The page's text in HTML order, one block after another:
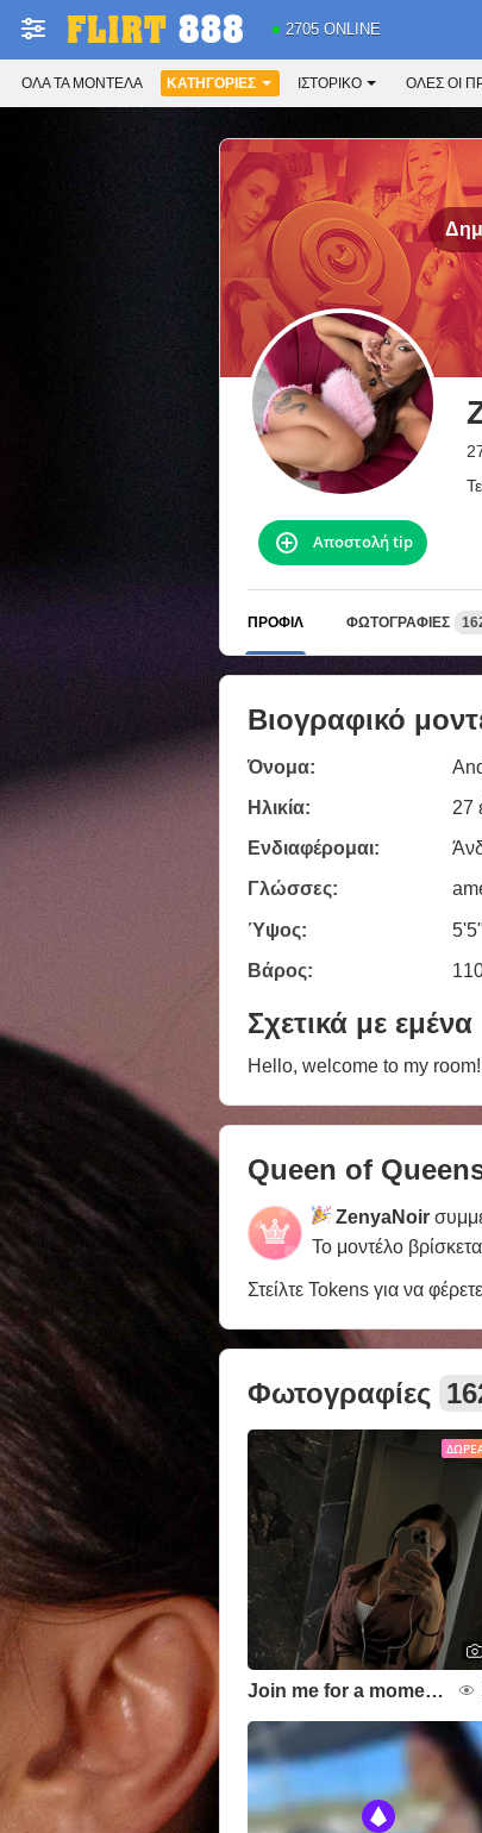
2705 ONLINE
ΌΛΑ ΤΑ ΜΟΝΤΈΛΑ ΚΑΤΗΓΟΡΊΕΣ ΙΣΤΟΡΙΚΌ ΟΛΕΣ ΟΙ
Αποστολή tip
ΠΡΟΦΊΛ ΦΩΤΟΓΡΑΦΊΕΣ
Βιογραφικό
Όνομα:
Ηλικία:
27
Ενδιαφέρομαι:
Γλώσσες:
Ύψος:
5'5"
Βάρος:
Σχετικά με εμένα
Hello, welcome to my room!
Queen of
ZenyaNoir
Το μοντέλο
Στείλτε Tokens για να φέρετε
Φωτογραφίες
Join me for a moment👀